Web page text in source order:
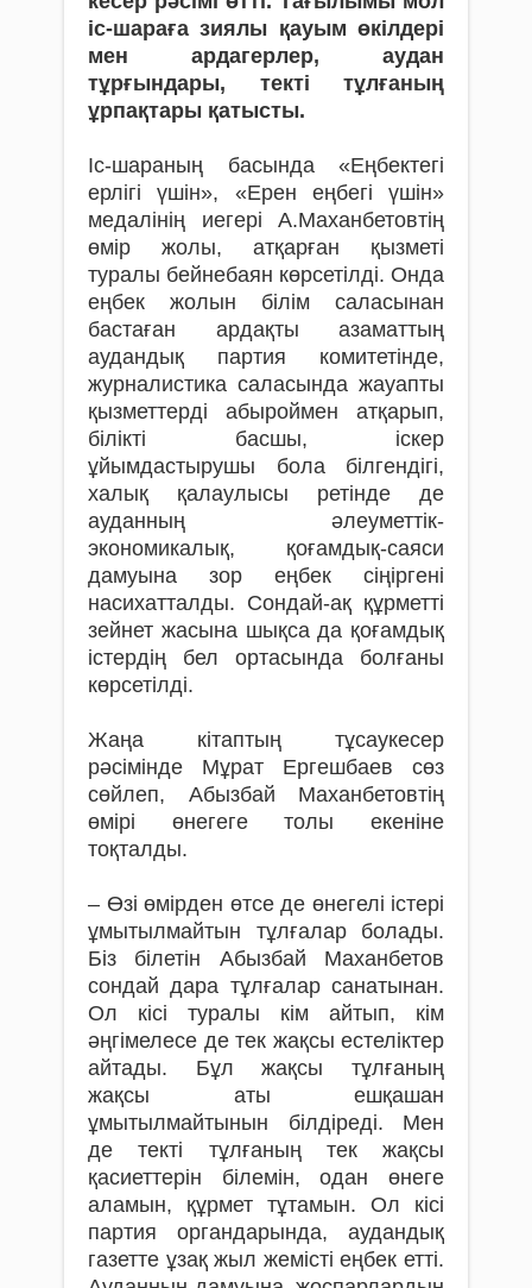
іс-шараға зия­­лы қауым өкілдері
мен ардагерлер, ­аудан
тұрғындары, ­текті тұлға­ның
ұрпақтары қатысты.
Іс-шараның басында «Еңбектегі
ерлігі үшін», «Ерен еңбегі үшін»
медалінің иегері А.Маханбетовтің
өмір жолы, атқарған қызметі
туралы бейнебаян көрсетілді. Онда
еңбек жолын білім саласынан
бастаған ардақты азаматтың
аудандық партия комитетінде,
журналистика саласында жауапты
қызметтерді абыроймен атқарып,
білікті басшы, іскер
ұйымдастырушы бола білгендігі,
халық қалаулысы ретінде де
ауданның әлеуметтік-
экономикалық, қоғамдық-саяси
дамуына зор еңбек сіңіргені
насихатталды. Сондай-ақ құрметті
зейнет жасына шықса да қоғамдық
істердің бел ортасында болғаны
көрсетілді.
Жаңа кітаптың тұсаукесер
рәсімінде Мұрат Ергешбаев сөз
сөйлеп, Абызбай Маханбетовтің
өмірі өнегеге толы екеніне
тоқталды.
– Өзі өмірден өтсе де өнегелі істері
ұмы­тылмайтын тұлғалар болады.
Біз білетін Абызбай Маханбетов
сондай дара тұлғалар санатынан.
Ол кісі туралы кім айтып, кім
әңгімелесе де тек жақсы естеліктер
айтады. Бұл жақсы тұлғаның
жақсы аты ешқашан
ұмытылмайтынын білдіреді. Мен
де текті тұлғаның тек жақсы
қасиеттерін білемін, одан өнеге
аламын, құрмет тұтамын. Ол кісі
партия органдарында, аудандық
газетте ұзақ жыл жемісті еңбек етті.